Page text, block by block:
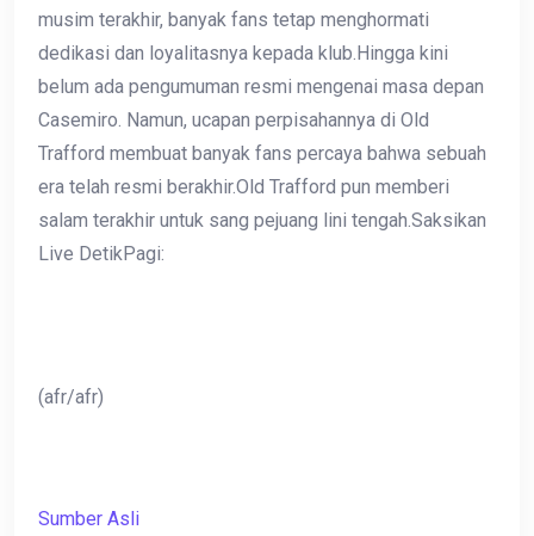
musim terakhir, banyak fans tetap menghormati
dedikasi dan loyalitasnya kepada klub.Hingga kini
belum ada pengumuman resmi mengenai masa depan
Casemiro. Namun, ucapan perpisahannya di Old
Trafford membuat banyak fans percaya bahwa sebuah
era telah resmi berakhir.Old Trafford pun memberi
salam terakhir untuk sang pejuang lini tengah.Saksikan
Live DetikPagi:
(afr/afr)
Sumber Asli